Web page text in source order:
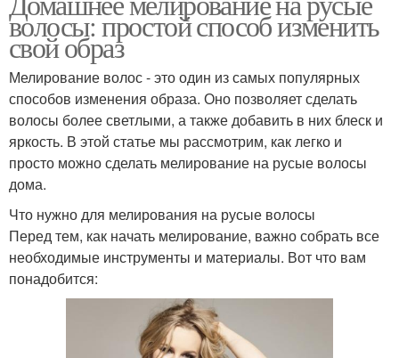
волосы: простой способ изменить
свой образ
Мелирование волос - это один из самых популярных
способов изменения образа. Оно позволяет сделать
волосы более светлыми, а также добавить в них блеск и
яркость. В этой статье мы рассмотрим, как легко и
просто можно сделать мелирование на русые волосы
дома.
Что нужно для мелирования на русые волосы
Перед тем, как начать мелирование, важно собрать все
необходимые инструменты и материалы. Вот что вам
понадобится: